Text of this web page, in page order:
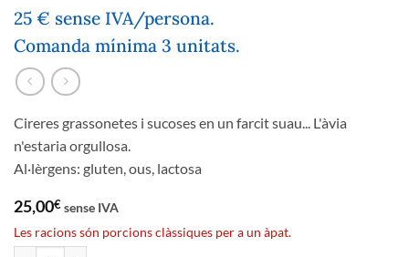
25 € sense IVA/persona.
Comanda mínima 3 unitats.
Cireres grassonetes i sucoses en un farcit suau... L'àvia
n'estaria orgullosa.
Al·lèrgens: gluten, ous, lactosa
25,00€sense IVA
Les racions són porcions clàssiques per a un àpat.